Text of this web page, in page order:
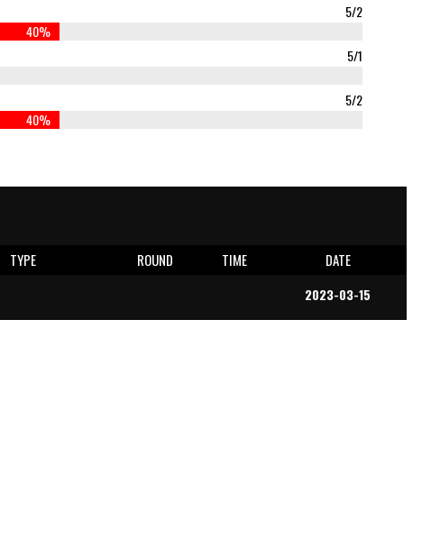
5/2
40%
5/1
5/2
40%
TYPE ROUND TIME DATE
2023-03-15